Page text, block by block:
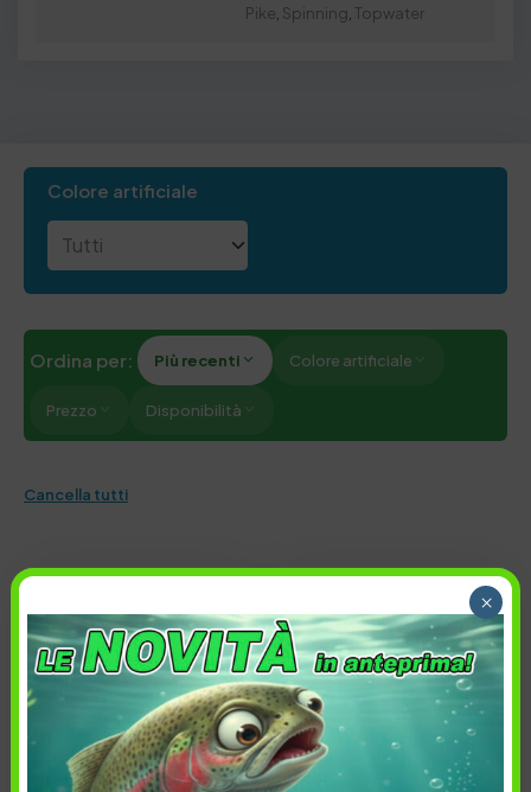
Pike Spinning Topwater
Colore artificiale
Ordina per: Più recenti Colore artificiale
Prezzo Disponibilità
Cancella tutti
×